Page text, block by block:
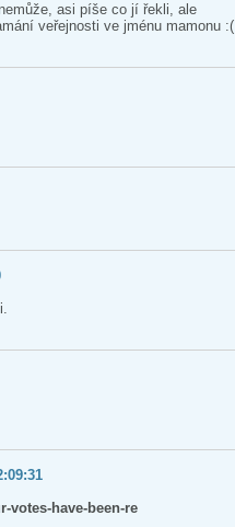
asi píše co jí řekli, ale
veřejnosti ve jménu mamonu :(
votes-have-been-re